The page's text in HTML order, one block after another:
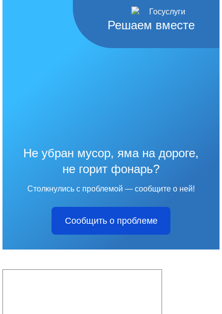
Решаем вместе
Не убран мусор, яма на дороге,
не горит фонарь?
Столкнулись с проблемой — сообщите о ней!
Сообщить о проблеме